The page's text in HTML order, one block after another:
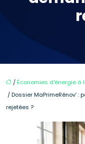
/ Économies d'énergie à
/ Dossier MaPrimeRénov’
rejetées ?